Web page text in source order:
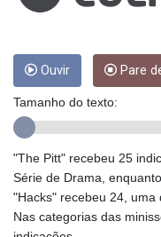
Ouvir Pare
Tamanho do texto:
"The Pitt" recebeu 25
Série de Drama,
"Hacks" recebeu 24, uma
Nas categorias das